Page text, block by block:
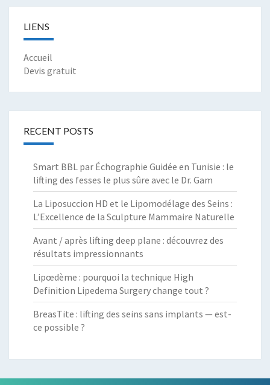
LIENS
Accueil
Devis gratuit
RECENT POSTS
Smart BBL par Échographie Guidée en Tunisie : le
lifting des fesses le plus sûre avec le Dr. Gam
La Liposuccion HD et le Lipomodélage des Seins :
L’Excellence de la Sculpture Mammaire Naturelle
Avant / après lifting deep plane : découvrez des
résultats impressionnants
Lipœdème : pourquoi la technique High
Definition Lipedema Surgery change tout ?
BreasTite : lifting des seins sans implants — est-
ce possible ?